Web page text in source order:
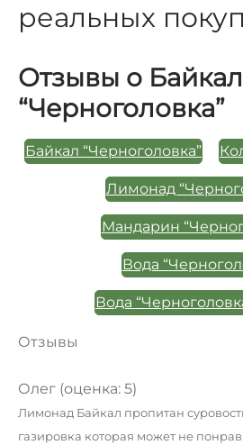
реальных
Отзывы о
“Черноголовка”
Байкал “Черноголовка”
Лимонад
Мандарин
Вода
Вода
Отзывы
Олег (оценка: 5)
Лимонад Байкал пропитан
газировка которая может не